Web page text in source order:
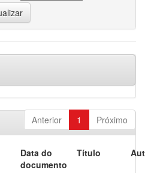
Anterior 1 Próximo
Data do
documento
Título